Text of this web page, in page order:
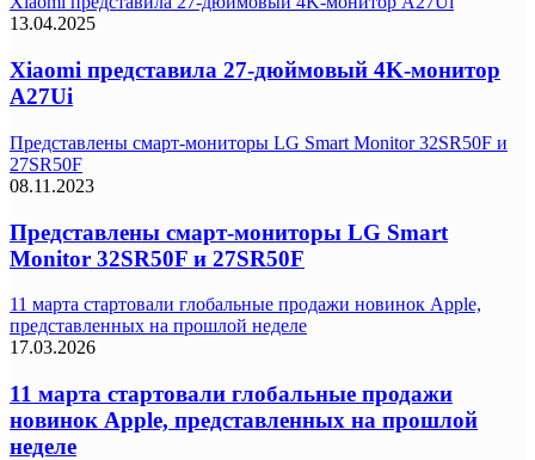
13.04.2025
Xiaomi представила 27-дюймовый 4K-монитор
A27Ui
Представлены смарт-мониторы LG Smart Monitor 32SR50F и
27SR50F
08.11.2023
Представлены смарт-мониторы LG Smart
Monitor 32SR50F и 27SR50F
11 марта стартовали глобальные продажи новинок Apple,
представленных на прошлой неделе
17.03.2026
11 марта стартовали глобальные продажи
новинок Apple, представленных на прошлой
неделе